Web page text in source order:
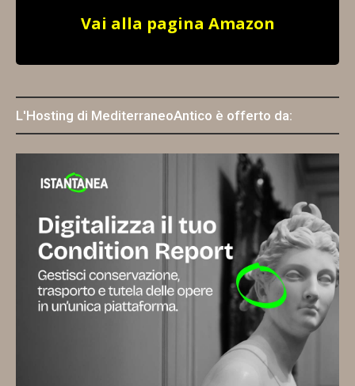
Vai alla pagina Amazon
L'Hosting di MediterraneoAntico è offerto da: